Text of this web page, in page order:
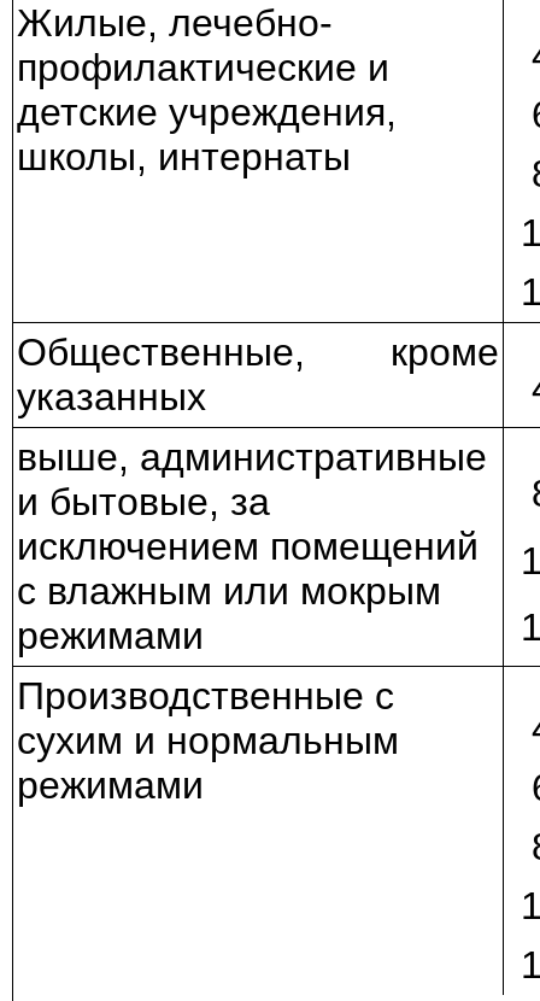
Жилые, лечебно-
профилактические и
детские учреждения,
школы, интернаты
Общественные, кроме
указанных
выше, административные
и бытовые, за
исключением помещений
с влажным или мокрым
режимами
Производственные с
сухим и нормальным
режимами